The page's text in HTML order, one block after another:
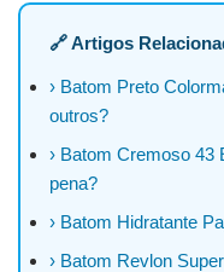
🔗 Artigos
› Batom Preto
outros?
› Batom Cremoso 43
pena?
› Batom Hidratante
› Batom Revlon